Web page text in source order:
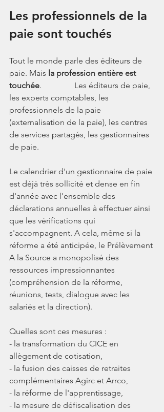
Les professionnels de la
paie sont touchés
Tout le monde parle des éditeurs de
paie. Mais la profession entière est
touchée.                Les éditeurs de paie,
les experts comptables, les
professionnels de la paie
(externalisation de la paie), les centres
de services partagés, les gestionnaires
de paie.
Le calendrier d'un gestionnaire de paie
est déjà très sollicité et dense en fin
d'année avec l'ensemble des
déclarations annuelles à effectuer ainsi
que les vérifications qui
s'accompagnent. A cela, même si la
réforme a été anticipée, le Prélèvement
A la Source a monopolisé des
ressources impressionnantes
(compréhension de la réforme,
réunions, tests, dialogue avec les
salariés et la direction).
Quelles sont ces mesures :
- la transformation du CICE en
allègement de cotisation,
- la fusion des caisses de retraites
complémentaires Agirc et Arrco,
- la réforme de l'apprentissage,
- la mesure de défiscalisation des